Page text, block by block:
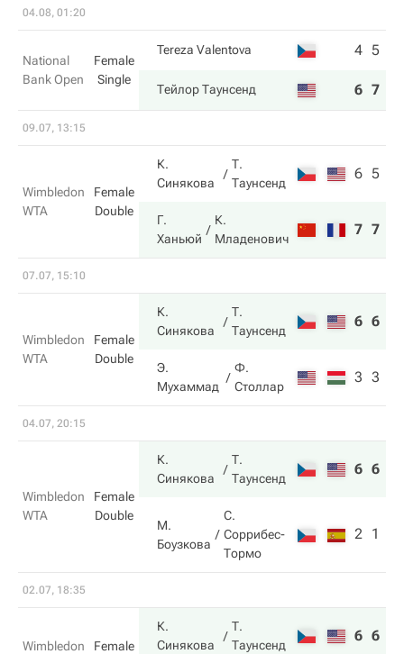
04.08, 01:20
National
Bank Open
Female
Single
Tereza Valentova 4 5
Тейлор Таунсенд 6 7
09.07, 13:15
Wimbledon
WTA
Female
Double
К.
Синякова
Т.
Таунсенд
6 5
Г.
Ханьюй
К.
Младенович
7 7
07.07, 15:10
Wimbledon
WTA
Female
Double
К.
Синякова
Т.
Таунсенд
6 6
Э.
Мухаммад
Ф.
Столлар
3 3
04.07, 20:15
Wimbledon
WTA
Female
Double
К.
Синякова
Т.
Таунсенд
6 6
М.
Боузкова
С.
Соррибес-
Тормо
2 1
02.07, 18:35
Wimbledon
Female
К.
Синякова
Т.
Таунсенд
6 6